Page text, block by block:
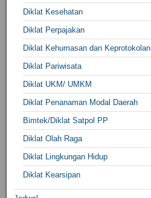
Diklat Kesehatan
Diklat Perpajakan
Diklat Kehumasan dan Keprotokolan
Diklat Pariwisata
Diklat UKM/ UMKM
Diklat Penanaman Modal Daerah
Bimtek/Diklat Satpol PP
Diklat Olah Raga
Diklat Lingkungan Hidup
Diklat Kearsipan